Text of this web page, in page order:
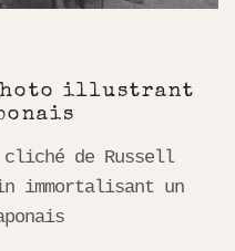
illustrant
cliché de Russell
immortalisant un